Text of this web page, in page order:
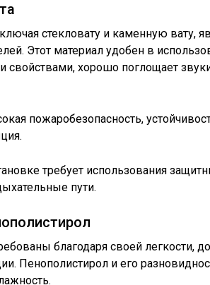
стекловату и каменную вату,
Этот материал удобен в
свойствами, хорошо поглощает
пожаробезопасность,
требует использования
пути.
благодаря своей легкости,
Пенополистирол и его